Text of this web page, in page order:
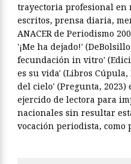
trayectoria profesional en
escritos, prensa diaria,
ANACER de Periodismo
'¡Me ha dejado!'
fecundación in vitro'
es su vida' (Libros Cúpula,
del cielo' (Pregunta, 2023)
ejercido de lectora para
nacionales sin resultar
vocación periodista,